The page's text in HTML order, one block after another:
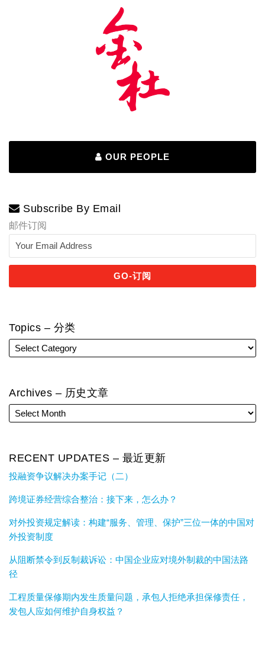
OUR PEOPLE
Subscribe By Email
邮件订阅
Topics – 分类
Archives – 历史文章
RECENT UPDATES – 最近更新
投融资争议解决办案手记（二）
跨境证券经营综合整治：接下来，怎么办？
对外投资规定解读：构建“服务、管理、保护”三位一体的中国对
外投资制度
从阻断禁令到反制裁诉讼：中国企业应对境外制裁的中国法路
径
工程质量保修期内发生质量问题，承包人拒绝承担保修责任，
发包人应如何维护自身权益？